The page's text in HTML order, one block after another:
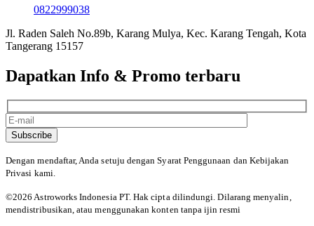
0822999038
Jl. Raden Saleh No.89b, Karang Mulya, Kec. Karang Tengah, Kota
Tangerang 15157
Dapatkan Info & Promo terbaru
Subscribe
Dengan mendaftar, Anda setuju dengan Syarat Penggunaan dan Kebijakan
Privasi kami.
©️2026 Astroworks Indonesia PT. Hak cipta dilindungi. Dilarang menyalin,
mendistribusikan, atau menggunakan konten tanpa ijin resmi